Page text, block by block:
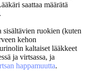
saattaa määrätä
.
ruokien (kuten
kehon
kaltaiset lääkkeet
ja virtsassa, ja
happamuutta.